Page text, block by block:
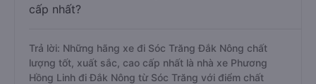
cấp nhất?
Trả lời: Những hãng xe đi Sóc Trăng Đắk Nông chất
lượng tốt, xuất sắc, cao cấp nhất là nhà xe Phương
Hồng Linh đi Đắk Nông từ Sóc Trăng với điểm chất